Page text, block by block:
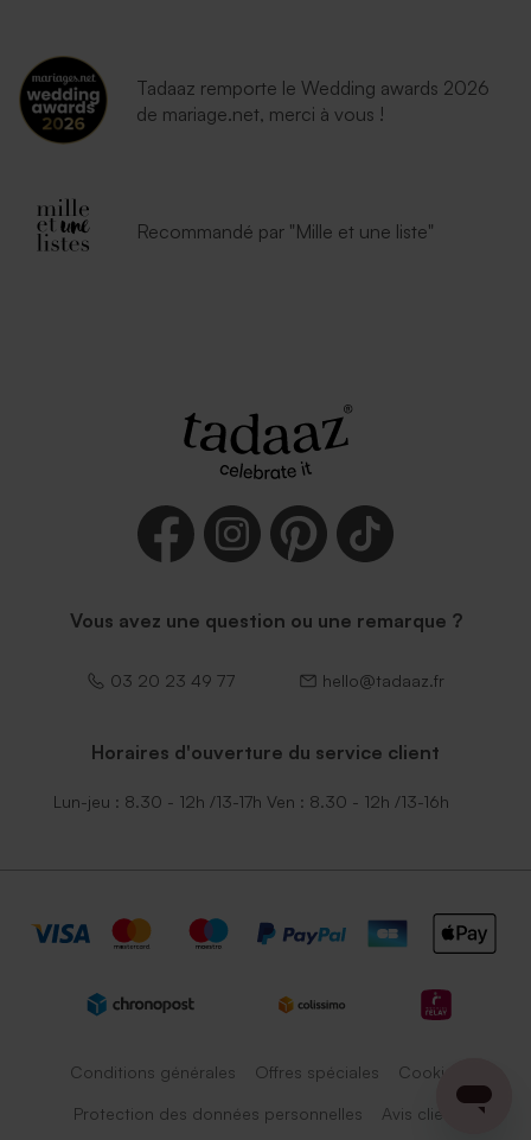
Tadaaz remporte le Wedding awards 2026
de mariage.net, merci à vous !
Recommandé par "Mille et une liste"
Vous avez une question ou une remarque ?
03 20 23 49 77 hello@tadaaz.fr
Horaires d'ouverture du service client
Lun-jeu : 8.30 - 12h /13-17h Ven : 8.30 - 12h /13-16h
Conditions générales Offres spéciales Cookies
Protection des données personnelles Avis client